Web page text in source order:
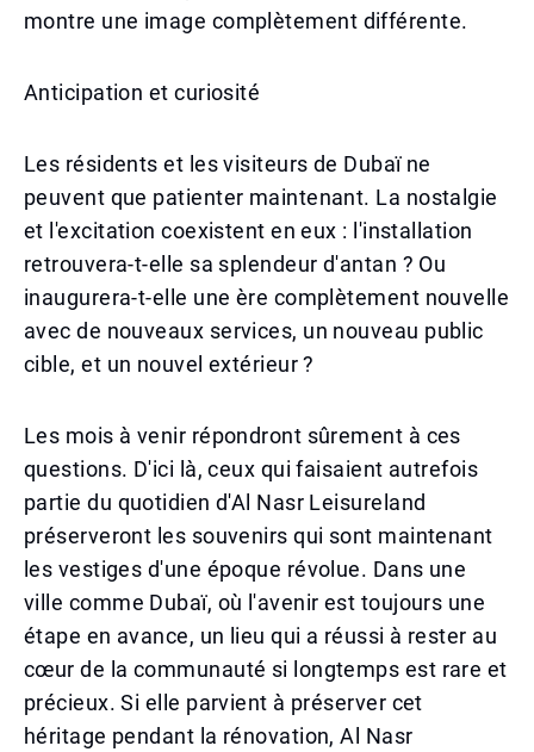
montre une image complètement différente.
Anticipation et curiosité
Les résidents et les visiteurs de Dubaï ne
peuvent que patienter maintenant. La nostalgie
et l'excitation coexistent en eux : l'installation
retrouvera-t-elle sa splendeur d'antan ? Ou
inaugurera-t-elle une ère complètement nouvelle
avec de nouveaux services, un nouveau public
cible, et un nouvel extérieur ?
Les mois à venir répondront sûrement à ces
questions. D'ici là, ceux qui faisaient autrefois
partie du quotidien d'Al Nasr Leisureland
préserveront les souvenirs qui sont maintenant
les vestiges d'une époque révolue. Dans une
ville comme Dubaï, où l'avenir est toujours une
étape en avance, un lieu qui a réussi à rester au
cœur de la communauté si longtemps est rare et
précieux. Si elle parvient à préserver cet
héritage pendant la rénovation, Al Nasr